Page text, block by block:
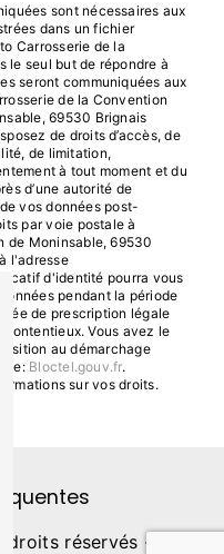
sont nécessaires aux
dans un fichier
Carrosserie de la
le seul but de répondre à
seront communiquées aux
de la Convention
69530 Brignais
de droits d’accès, de
de limitation,
à tout moment et du
d’une autorité de
vos données post-
par voie postale à
de Moninsable, 69530
l'adresse
d'identité pourra vous
pendant la période
de prescription légale
contentieux. Vous avez le
au démarchage
Bloctel.gouv.fr.
sur vos droits.
droits réservés -